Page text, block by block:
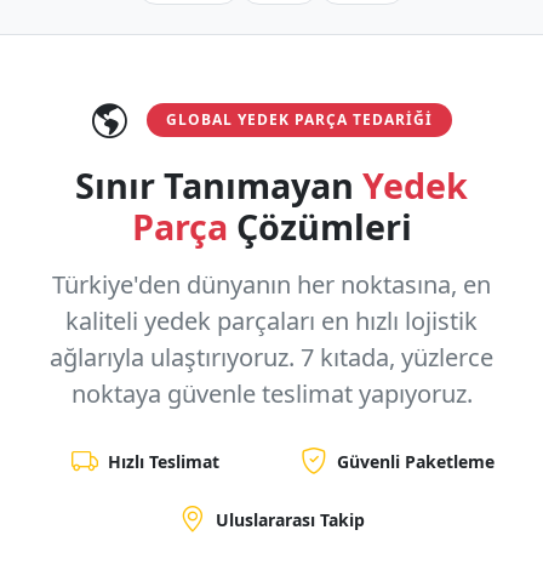
GLOBAL YEDEK PARÇA TEDARIĞI
Sınır Tanımayan Yedek
Parça Çözümleri
Türkiye'den dünyanın her noktasına, en
kaliteli yedek parçaları en hızlı lojistik
ağlarıyla ulaştırıyoruz. 7 kıtada, yüzlerce
noktaya güvenle teslimat yapıyoruz.
Hızlı Teslimat Güvenli Paketleme
Uluslararası Takip